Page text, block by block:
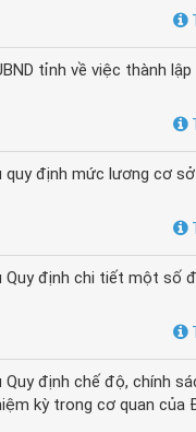
tỉnh về việc thành
định mức lương cơ
định chi tiết một số
định chế độ, chính
kỳ trong cơ quan của